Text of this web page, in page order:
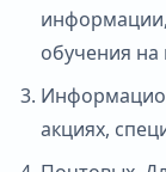
обучения на
акциях,